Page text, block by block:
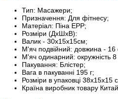
Тип: Масажери;
Призначення: Для фітнесу;
Матеріал: Піна EPP;
Розміри (ДхШхВ):
Валик - 30х15х15см;
М'яч подвійний: довжина - 16
М'яч одинарний: окружність
Пакування: Блістер;
Вага в пакуванні 195 г;
Розміри в упаковці 38х15х15
Країна виробник товару